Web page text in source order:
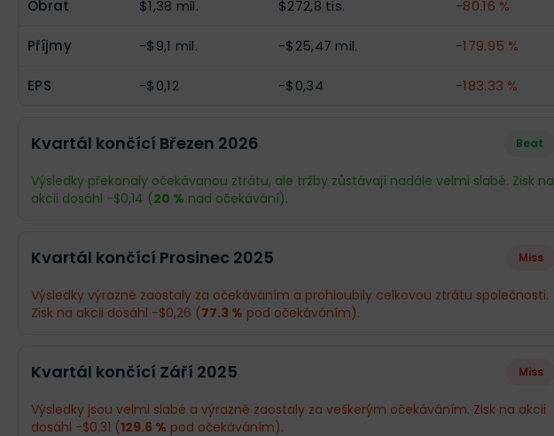
Obrat $1,38 mil. $272,8 tis. -80.16 %
Příjmy -$9,1 mil. -$25,47 mil. -179.95 %
EPS -$0,12 -$0,34 -183.33 %
Kvartál končící Březen 2026 Beat
Výsledky překonaly očekávanou ztrátu, ale tržby zůstávají nadále velmi slabé. Zisk na
akcii dosáhl -$0,14 (20 % nad očekávání).
Příjmy -$13,27 mil. -$9,38 mil.
Co se stalo a co očekávat dál
Kvartál končící Prosinec 2025 Miss
Výsledky výrazně zaostaly za očekáváním a prohloubily celkovou ztrátu společnosti.
Zisk na akcii dosáhl -$0,26 (77.3 % pod očekáváním).
Kvartál končící Září 2025 Miss
Výsledky jsou velmi slabé a výrazně zaostaly za veškerým očekáváním. Zisk na akcii
dosáhl -$0,31 (129.6 % pod očekáváním).